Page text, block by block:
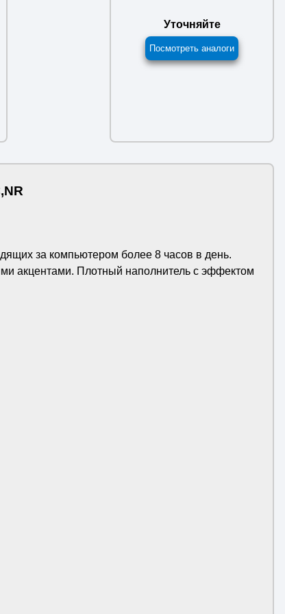
Уточняйте
Посмотреть аналоги
за компьютером более 8 часов в день.
акцентами. Плотный наполнитель с эффектом